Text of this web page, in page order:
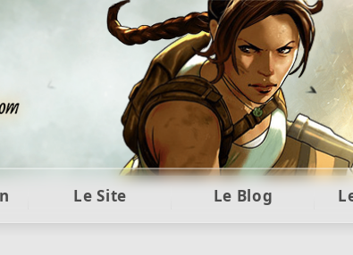
Tomb Raider : statues, objets et
Le Site Le Blog